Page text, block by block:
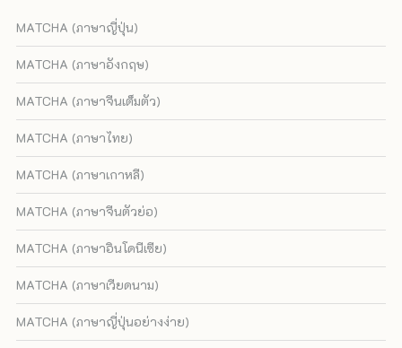
MATCHA (ภาษาญี่ปุ่น)
MATCHA (ภาษาอังกฤษ)
MATCHA (ภาษาจีนเต็มตัว)
MATCHA (ภาษาไทย)
MATCHA (ภาษาเกาหลี)
MATCHA (ภาษาจีนตัวย่อ)
MATCHA (ภาษาอินโดนีเซีย)
MATCHA (ภาษาเวียดนาม)
MATCHA (ภาษาญี่ปุ่นอย่างง่าย)